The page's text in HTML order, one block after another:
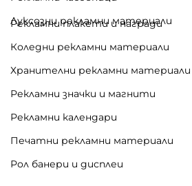
Луксозни рекламни материали
Рекламни плакети и награди
Коледни рекламни материали
Хранителни рекламни материали
Рекламни значки и магнити
Рекламни календари
Печатни рекламни материали
Рол банери и дисплеи